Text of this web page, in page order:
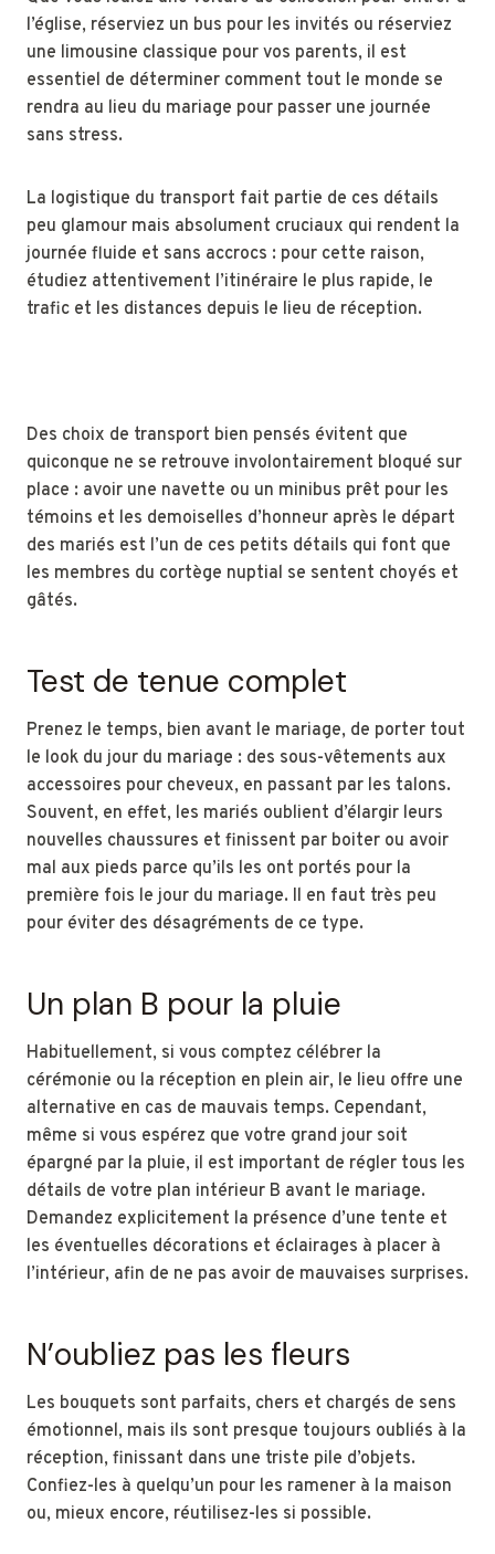
l’église, réserviez un bus pour les invités ou réserviez
une limousine classique pour vos parents, il est
essentiel de déterminer comment tout le monde se
rendra au lieu du mariage pour passer une journée
sans stress.
La logistique du transport fait partie de ces détails
peu glamour mais absolument cruciaux qui rendent la
journée fluide et sans accrocs : pour cette raison,
étudiez attentivement l’itinéraire le plus rapide, le
trafic et les distances depuis le lieu de réception.
Des choix de transport bien pensés évitent que
quiconque ne se retrouve involontairement bloqué sur
place : avoir une navette ou un minibus prêt pour les
témoins et les demoiselles d’honneur après le départ
des mariés est l’un de ces petits détails qui font que
les membres du cortège nuptial se sentent choyés et
gâtés.
Test de tenue complet
Prenez le temps, bien avant le mariage, de porter tout
le look du jour du mariage : des sous-vêtements aux
accessoires pour cheveux, en passant par les talons.
Souvent, en effet, les mariés oublient d’élargir leurs
nouvelles chaussures et finissent par boiter ou avoir
mal aux pieds parce qu’ils les ont portés pour la
première fois le jour du mariage. Il en faut très peu
pour éviter des désagréments de ce type.
Un plan B pour la pluie
Habituellement, si vous comptez célébrer la
cérémonie ou la réception en plein air, le lieu offre une
alternative en cas de mauvais temps. Cependant,
même si vous espérez que votre grand jour soit
épargné par la pluie, il est important de régler tous les
détails de votre plan intérieur B avant le mariage.
Demandez explicitement la présence d’une tente et
les éventuelles décorations et éclairages à placer à
l’intérieur, afin de ne pas avoir de mauvaises surprises.
N’oubliez pas les fleurs
Les bouquets sont parfaits, chers et chargés de sens
émotionnel, mais ils sont presque toujours oubliés à la
réception, finissant dans une triste pile d’objets.
Confiez-les à quelqu’un pour les ramener à la maison
ou, mieux encore, réutilisez-les si possible.